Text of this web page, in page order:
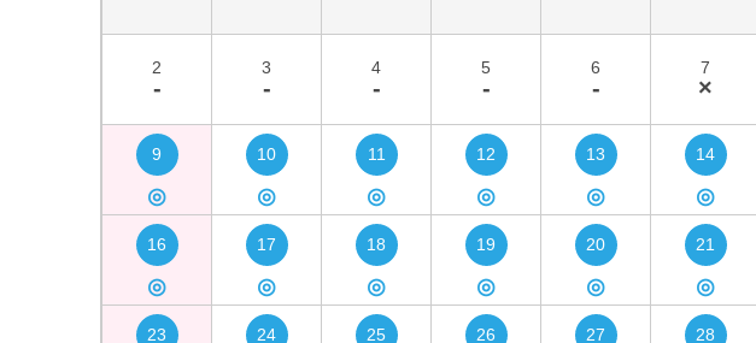
2
-
3
-
4
-
5
-
6
-
7
×
9
◎
10
◎
11
◎
12
◎
13
◎
14
◎
16
◎
17
◎
18
◎
19
◎
20
◎
21
◎
23 24 25 26 27 28